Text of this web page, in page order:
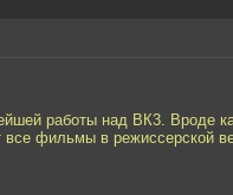
работы над ВК3. Вроде
фильмы в режиссерской